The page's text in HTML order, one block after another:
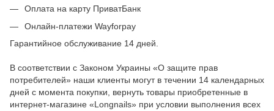
Оплата на карту ПриватБанк
Онлайн-платежи Wayforpay
Гарантийное обслуживание 14 дней.
В соответствии с Законом Украины «О защите прав
потребителей» наши клиенты могут в течении 14 календарных
дней с момента покупки, вернуть товары приобретенные в
интернет-магазине «Longnails» при условии выполнения всех